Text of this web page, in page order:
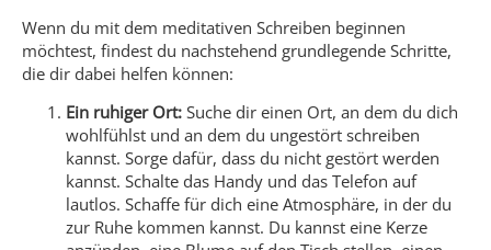
Wenn du mit dem meditativen Schreiben beginnen
möchtest, findest du nachstehend grundlegende Schritte,
die dir dabei helfen können:
Ein ruhiger Ort: Suche dir einen Ort, an dem du dich
wohlfühlst und an dem du ungestört schreiben
kannst. Sorge dafür, dass du nicht gestört werden
kannst. Schalte das Handy und das Telefon auf
lautlos. Schaffe für dich eine Atmosphäre, in der du
zur Ruhe kommen kannst. Du kannst eine Kerze